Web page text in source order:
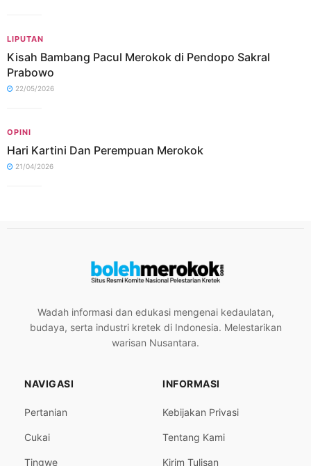
LIPUTAN
Kisah Bambang Pacul Merokok di Pendopo Sakral
Prabowo
22/05/2026
OPINI
Hari Kartini Dan Perempuan Merokok
21/04/2026
Wadah informasi dan edukasi mengenai kedaulatan,
budaya, serta industri kretek di Indonesia. Melestarikan
warisan Nusantara.
NAVIGASI
Pertanian
Cukai
Tingwe
INFORMASI
Kebijakan Privasi
Tentang Kami
Kirim Tulisan